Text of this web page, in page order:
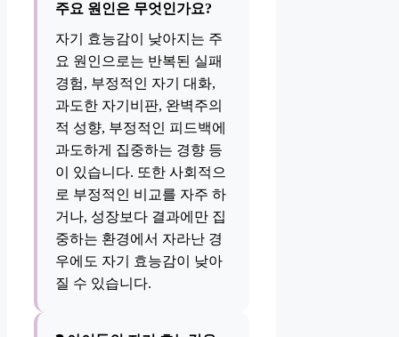
주요 원인은 무엇인가요?
자기 효능감이 낮아지는 주
요 원인으로는 반복된 실패
경험, 부정적인 자기 대화,
과도한 자기비판, 완벽주의
적 성향, 부정적인 피드백에
과도하게 집중하는 경향 등
이 있습니다. 또한 사회적으
로 부정적인 비교를 자주 하
거나, 성장보다 결과에만 집
중하는 환경에서 자라난 경
우에도 자기 효능감이 낮아
질 수 있습니다.